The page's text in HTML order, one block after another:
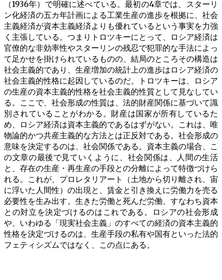
（1936年）で明確に述べている。最初の4章では、スターリ
ン化経済の五カ年計画による工業生産の進歩を根拠に、社会
主義経済が資本主義経済よりも優れているという事実を力強
く主張している。つまりトロツキーにとって、ロシア経済は
官僚的な非効率性やスターリンの残忍で犯罪的な手法によっ
て足かせを掛けられているものの、結局のところその構造は
社会主義的であり、生産増加の統計上の進歩はロシア経済の
社会主義的性格に起因しているのだ。トロツキーは、ロシア
の生産の資本主義的性格を社会主義的性質として見なしてい
る。ここで、社会形成の性質は、法的財産関係に基づいて識
別されていることがわかる。財産は国家が所有しているた
め、ロシア経済は資本主義的であるはずがない。これは、唯
物論的かつ共産主義的な方法とは正反対である。社会形成の
意味を決定するのは、社会関係である。資本主義の場合、こ
の文章の最後で見ていくように、社会関係は、人間の生活
と、存在の生産・再生産の手段との分離によって特徴づけら
れる。これが、プロレタリアート（土地から切り離され、宙
に浮いた人間性）の出現と、賃金と引き換えに労働力を売る
必要性を生み出す。生きた労働と死んだ労働、すなわち資本
との対立を決定づけるのはこれである。ロシアの社会形成
や、いわゆる「現実社会主義」のすべての経済の資本主義的
性格を決定づけるのは、生産手段の私有や国有といった法的
フェティシズムではなく、この点にある。